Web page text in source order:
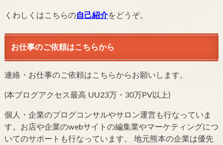
くわしくはこちらの自己紹介をどうぞ。
お仕事のご依頼はこちらから
連絡・お仕事のご依頼はこちらからお願いします。
(本ブログアクセス最高 UU23万・30万PV以上)
個人・企業のブログコンサルやサロン運営も行なっていま
す。お店や企業のwebサイトの編集業やマーケティングにつ
いてのサポートも行なっています。 地元熊本の企業は優先